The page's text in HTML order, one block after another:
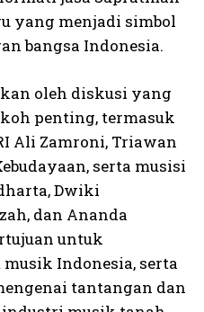
yang menjadi simbol
bangsa Indonesia.
oleh diskusi yang
penting, termasuk
Ali Zamroni, Triawan
serta musisi
Dwiki
dan Ananda
untuk
Indonesia, serta
tantangan dan